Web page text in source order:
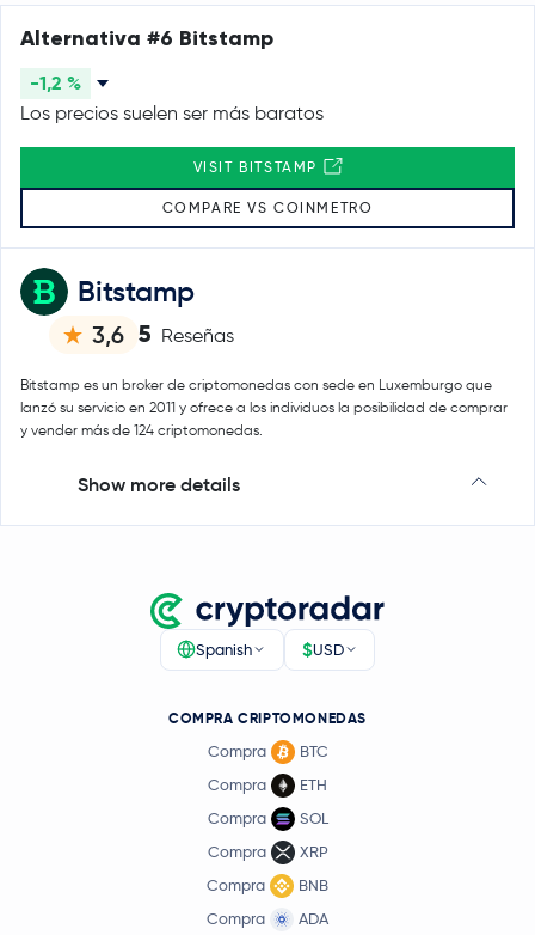
Bitstamp
3,6 5 Reseñas
Bitstamp es un broker de criptomonedas con sede en Luxemburgo que
lanzó su servicio en 2011 y ofrece a los individuos la posibilidad de comprar
y vender más de 124 criptomonedas.
Show more details
Alternativa #6 Bitstamp
-1,2 %
Los precios suelen ser más baratos
VISIT BITSTAMP
COMPARE VS COINMETRO
Spanish $USD
COMPRA CRIPTOMONEDAS
Compra
BTC
Compra
ETH
Compra
SOL
Compra
XRP
Compra
BNB
Compra
ADA